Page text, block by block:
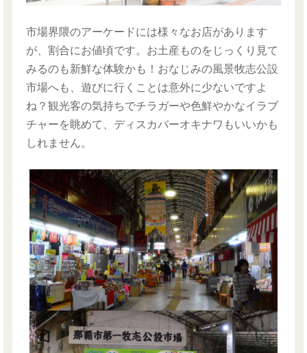
市場界隈のアーケードには様々なお店があります
が、割合にお値頃です。お土産ものをじっくり見て
みるのも新鮮な体験かも！おなじみの風景牧志公設
市場へも、遊びに行くことは意外に少ないですよ
ね？観光客の気持ちでチラガーや色鮮やかなイラブ
チャーを眺めて、ディスカバーオキナワもいいかも
しれません。